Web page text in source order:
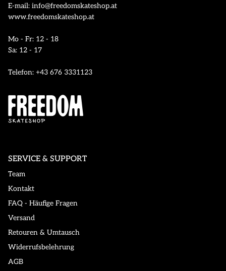
E-mail: info@freedomskateshop.at
www.freedomskateshop.at
Mo - Fr: 12 - 18
Sa: 12 - 17
Telefon: +43 676 3331123
SERVICE & SUPPORT
Team
Kontakt
FAQ - Häufige Fragen
Versand
Retouren & Umtausch
Widerrufsbelehrung
AGB